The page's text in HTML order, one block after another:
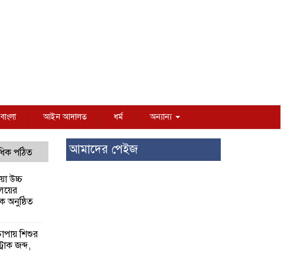
আইন আদালত ধর্ম অন্যান্য
পঠিত
উচ্চ
অনুষ্ঠিত
শিশুর
জব্দ,
আমাদের পেইজ